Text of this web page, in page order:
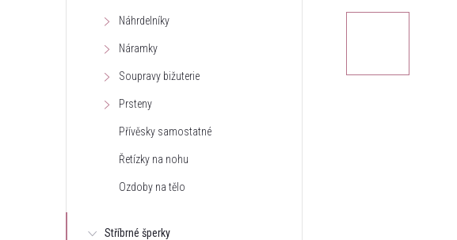
Náhrdelníky
Náramky
Soupravy bižuterie
Prsteny
Přívěsky samostatné
Řetízky na nohu
Ozdoby na tělo
Stříbrné šperky